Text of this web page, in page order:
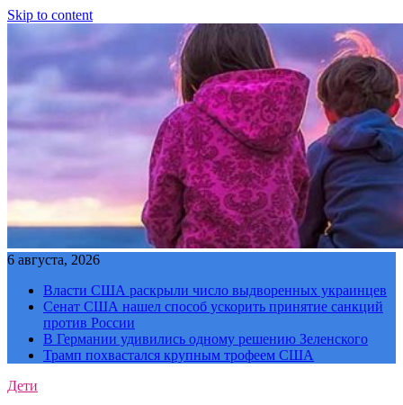
Skip to content
6 августа, 2026
Власти США раскрыли число выдворенных украинцев
Сенат США нашел способ ускорить принятие санкций
против России
В Германии удивились одному решению Зеленского
Трамп похвастался крупным трофеем США
Дети